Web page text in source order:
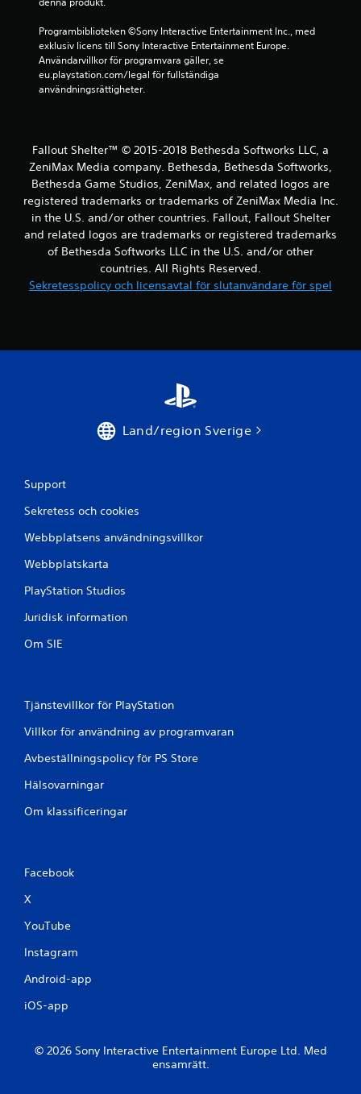
v
b
a
s
e
r
Programbiblioteken ©Sony Interactive Entertainment Inc., med
exklusiv licens till Sony Interactive Entertainment Europe.
Användarvillkor för programvara gäller, se
eu.playstation.com/legal för fullständiga
användningsrättigheter.
Fallout Shelter™ © 2015-2018 Bethesda Softworks LLC, a
ZeniMax Media company. Bethesda, Bethesda Softworks,
Bethesda Game Studios, ZeniMax, and related logos are
registered trademarks or trademarks of ZeniMax Media Inc.
in the U.S. and/or other countries. Fallout, Fallout Shelter
and related logos are trademarks or registered trademarks
of Bethesda Softworks LLC in the U.S. and/or other
countries. All Rights Reserved.
Sekretesspolicy och licensavtal för slutanvändare för spel
Land/region Sverige
Support
Sekretess och cookies
Webbplatsens användningsvillkor
Webbplatskarta
PlayStation Studios
Juridisk information
Om SIE
Tjänstevillkor för PlayStation
Villkor för användning av programvaran
Avbeställningspolicy för PS Store
Hälsovarningar
Om klassificeringar
Facebook
X
YouTube
Instagram
Android-app
iOS-app
© 2026 Sony Interactive Entertainment Europe Ltd. Med
ensamrätt.